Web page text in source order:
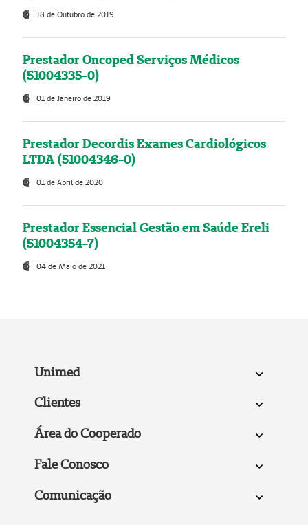
18 de Outubro de 2019
Prestador Oncoped Serviços Médicos
(51004335-0)
01 de Janeiro de 2019
Prestador Decordis Exames Cardiológicos
LTDA (51004346-0)
01 de Abril de 2020
Prestador Essencial Gestão em Saúde Ereli
(51004354-7)
04 de Maio de 2021
Unimed
Clientes
Área do Cooperado
Fale Conosco
Comunicação